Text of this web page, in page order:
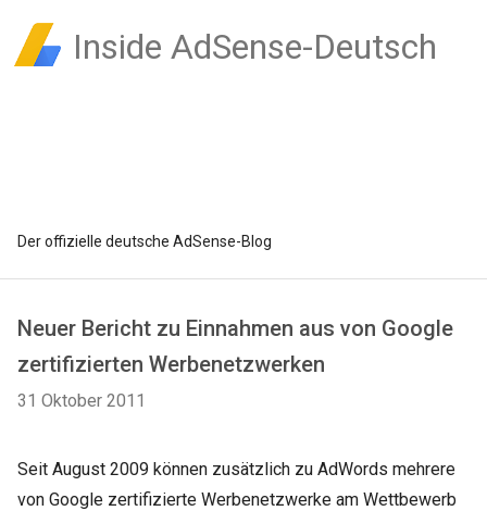
Inside AdSense-Deutsch
Der offizielle deutsche AdSense-Blog
Neuer Bericht zu Einnahmen aus von Google
zertifizierten Werbenetzwerken
31 Oktober 2011
Seit August 2009 können zusätzlich zu AdWords mehrere
von Google zertifizierte Werbenetzwerke am Wettbewerb